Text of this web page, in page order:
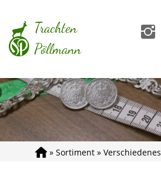
Trachten
Pöllmann
» Sortiment» Verschiedenes